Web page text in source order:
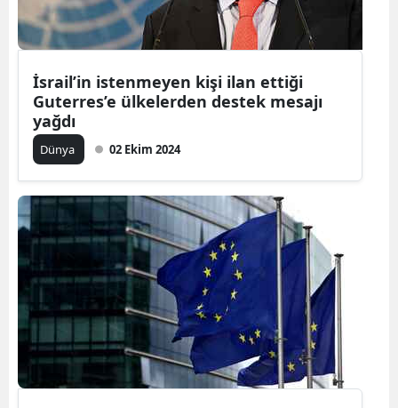
Karabük
İsrail’in istenmeyen kişi ilan ettiği
Guterres’e ülkelerden destek mesajı
yağdı
Dünya 02 Ekim 2024